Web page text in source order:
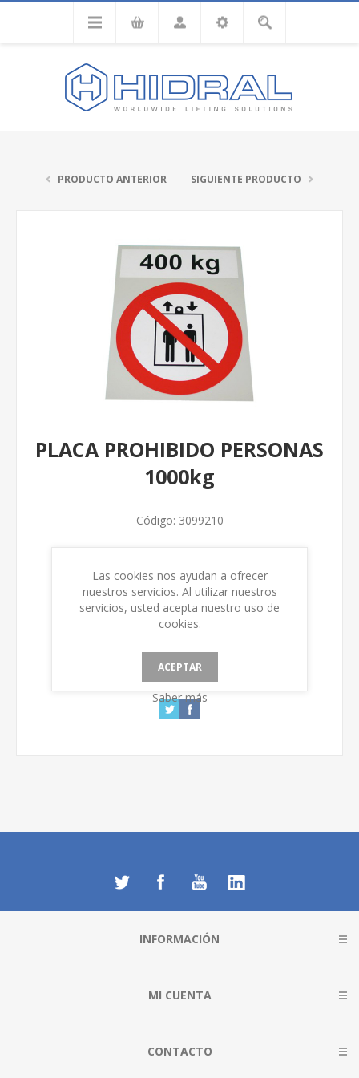
PRODUCTO ANTERIOR SIGUIENTE PRODUCTO
PLACA PROHIBIDO PERSONAS
1000kg
Código: 3099210
INFORMACIÓN
MI CUENTA
CONTACTO
Las cookies nos ayudan a ofrecer
nuestros servicios. Al utilizar nuestros
servicios, usted acepta nuestro uso de
cookies.
ACEPTAR
Saber más